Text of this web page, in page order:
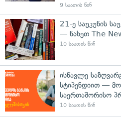
9 საათის წინ
21-ე საუკუნის
— ნახეთ The
10 საათის წინ
ისწავლე
სტიპენდიით —
საერთაშორისო
10 საათის წინ